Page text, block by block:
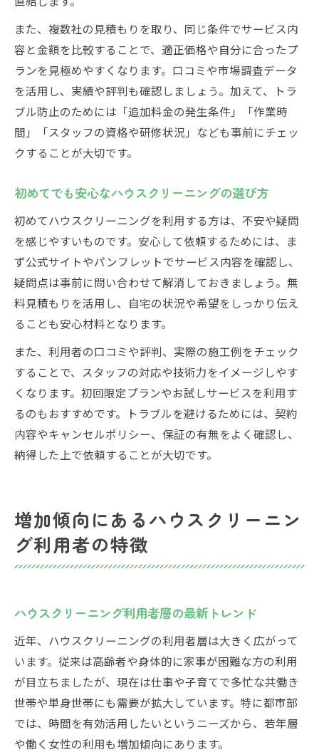
また、複数社の見積もりを取り、同じ条件でサービス内
容と金額を比較することで、適正価格や自分に合ったプ
ランを見極めやすくなります。口コミや市場調査データ
を活用し、実績や評判も確認しましょう。加えて、トラ
ブル防止のためには「追加料金の発生条件」「作業時
間」「スタッフの資格や研修状況」なども事前にチェッ
クすることが大切です。
初めてでも安心なハウスクリーニングの選び方
初めてハウスクリーニングを利用する方は、不安や疑問
を感じやすいものです。安心して依頼するためには、ま
ず公式サイトやパンフレットでサービス内容を確認し、
疑問点は事前に問い合わせて解消しておきましょう。無
料見積もりを活用し、自宅の状況や希望をしっかり伝え
ることも安心材料となります。
また、利用者の口コミや評判、実際の施工例をチェック
することで、スタッフの対応や技術力をイメージしやす
くなります。初回限定プランやお試しサービスを利用す
るのもおすすめです。トラブルを避けるためには、契約
内容やキャンセルポリシー、保証の有無をよく確認し、
納得した上で依頼することが大切です。
増加傾向にあるハウスクリーニン
グ利用者の特徴
ハウスクリーニング利用者層の最新トレンド
近年、ハウスクリーニングの利用者層は大きく広がって
います。従来は高齢者や身体的に家事が困難な方の利用
が目立ちましたが、現在は仕事や子育てで多忙な共働き
世帯や単身世帯にも需要が拡大しています。特に都市部
では、時間を有効活用したいというニーズから、若年層
や働く女性の利用も増加傾向にあります。